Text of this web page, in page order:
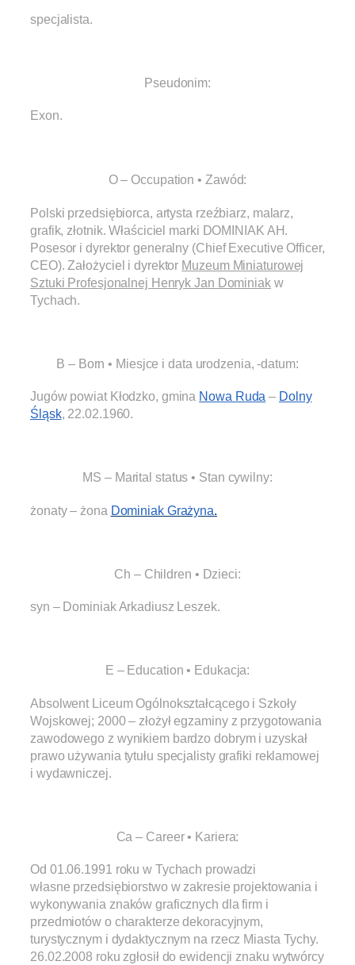
specjalista.
Pseudonim:
Exon.
O – Occupation • Zawód:
Polski przedsiębiorca, artysta rzeźbiarz, malarz,
grafik, złotnik. Właściciel marki DOMINIAK AH.
Posesor i dyrektor generalny (Chief Executive Officer,
CEO). Założyciel i dyrektor Muzeum Miniaturowej
Sztuki Profesjonalnej Henryk Jan Dominiakw
Tychach.
B – Born • Miesjce i data urodzenia, -datum:
Jugów powiat Kłodzko, gmina Nowa Ruda – Dolny
Śląsk, 22.02.1960.
MS – Marital status • Stan cywilny:
żonaty – żona Dominiak Grażyna.
Ch – Children • Dzieci:
syn – Dominiak Arkadiusz Leszek.
E – Education • Edukacja:
Absolwent Liceum Ogólnokształcącego i Szkoły
Wojskowej; 2000 – złożył egzaminy z przygotowania
zawodowego z wynikiem bardzo dobrym i uzyskał
prawo używania tytułu specjalisty grafiki reklamowej
i wydawniczej.
Ca – Career • Kariera:
Od 01.06.1991 roku w Tychach prowadzi
własne przedsiębiorstwo w zakresie projektowania i
wykonywania znaków graficznych dla firm i
przedmiotów o charakterze dekoracyjnym,
turystycznym i dydaktycznym na rzecz Miasta Tychy.
26.02.2008 roku zgłosił do ewidencji znaku wytwórcy